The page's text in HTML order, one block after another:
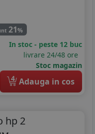
21%
In stoc - peste 12 buc
livrare 24/48 ore
Stoc magazin
4 Adauga in cos
hp 2